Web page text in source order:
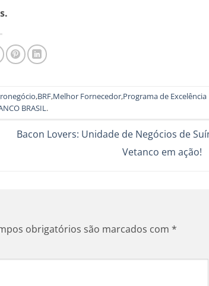
,BRF,Melhor Fornecedor,Programa de Excelência
BRASIL.
Bacon Lovers: Unidade de Negócios de
Vetanco em ação!
obrigatórios são marcados com *